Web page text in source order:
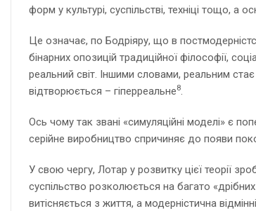
форм у культурі, суспільстві, техніці тощо, а
Це означає, по Бодріяру, що в
бінарних опозицій традиційної філософії,
реальний світ. Іншими словами, реальним
відтворюється – гіперреальне8.
Ось чому так звані «симуляційні моделі» є
серійне виробництво спричиняє до появи
У свою чергу, Лотар у розвитку цієї теорії
суспільство розколюється на багато
витісняється з життя, а модерністична